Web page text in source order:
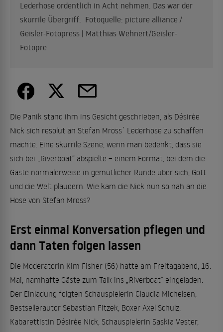
Lederhose ordentlich in Acht nehmen. Das war der
skurrile Übergriff. Fotoquelle: picture alliance /
Geisler-Fotopress | Matthias Wehnert/Geisler-
Fotopre
Die Panik stand ihm ins Gesicht geschrieben, als Désirée
Nick sich resolut an Stefan Mross´ Lederhose zu schaffen
machte. Eine skurrile Szene, wenn man bedenkt, dass sie
sich bei „Riverboat“ abspielte – einem Format, bei dem die
Gäste normalerweise in gemütlicher Runde über sich, Gott
und die Welt plaudern. Wie kam die Nick nun so nah an die
Hose von Stefan Mross?
Erst einmal Konversation pflegen und
dann Taten folgen lassen
Die Moderatorin Kim Fisher (56) hatte am Freitagabend, 16.
Mai, namhafte Gäste zum Talk ins „Riverboat“ eingeladen.
Der Einladung folgten Schauspielerin Claudia Michelsen,
Bestsellerautor Sebastian Fitzek, Boxer Axel Schulz,
Kabarettistin Désirée Nick, Schauspielerin Saskia Vester,